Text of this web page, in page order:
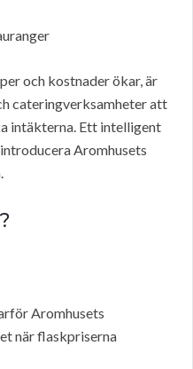
och kostnader ökar, är
cateringverksamheter att
intäkterna. Ett intelligent
Aromhusets
Aromhusets
när flaskpriserna